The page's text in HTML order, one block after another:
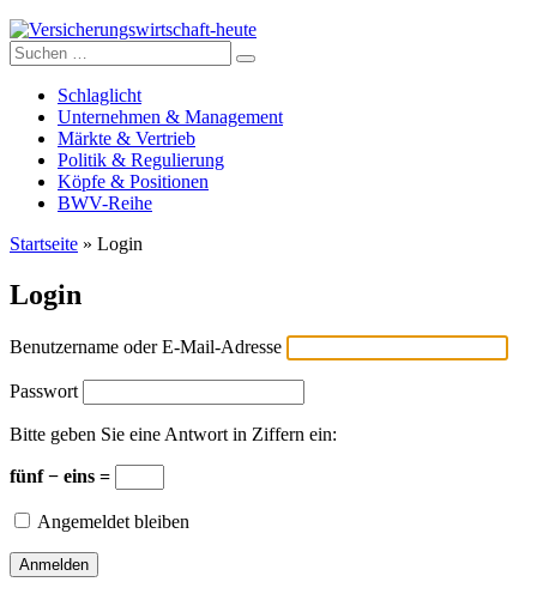
Versicherungswirtschaft-heute
Suche
nach:
Schlaglicht
Unternehmen & Management
Märkte & Vertrieb
Politik & Regulierung
Köpfe & Positionen
BWV-Reihe
Startseite » Login
Login
Benutzername oder E-Mail-Adresse
Passwort
Bitte geben Sie eine Antwort in Ziffern ein:
fünf − eins =
Angemeldet bleiben